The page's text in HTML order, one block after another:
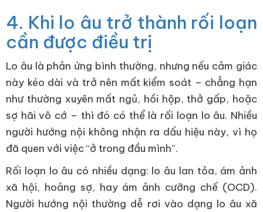
4. Khi lo âu trở thành rối loạn
cần được điều trị
Lo âu là phản ứng bình thường, nhưng nếu cảm giác
này kéo dài và trở nên mất kiểm soát – chẳng hạn
như thường xuyên mất ngủ, hồi hộp, thở gấp, hoặc
sợ hãi vô cớ – thì đó có thể là rối loạn lo âu. Nhiều
người hướng nội không nhận ra dấu hiệu này, vì họ
đã quen với việc “ở trong đầu mình”.
Rối loạn lo âu có nhiều dạng: lo âu lan tỏa, ám ảnh
xã hội, hoảng sợ, hay ám ảnh cưỡng chế (OCD).
Người hướng nội thường dễ rơi vào dạng lo âu xã